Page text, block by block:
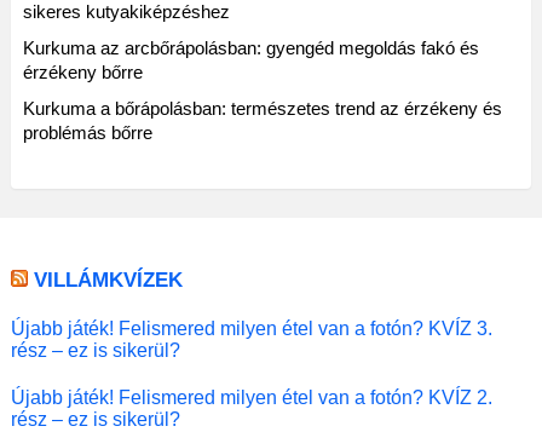
sikeres kutyakiképzéshez
Kurkuma az arcbőrápolásban: gyengéd megoldás fakó és
érzékeny bőrre
Kurkuma a bőrápolásban: természetes trend az érzékeny és
problémás bőrre
VILLÁMKVÍZEK
Újabb játék! Felismered milyen étel van a fotón? KVÍZ 3.
rész – ez is sikerül?
Újabb játék! Felismered milyen étel van a fotón? KVÍZ 2.
rész – ez is sikerül?